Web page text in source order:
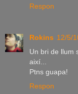
Respon
Rokins 12/5/
Un bri de llum
així...
Ptns guapa!
Respon